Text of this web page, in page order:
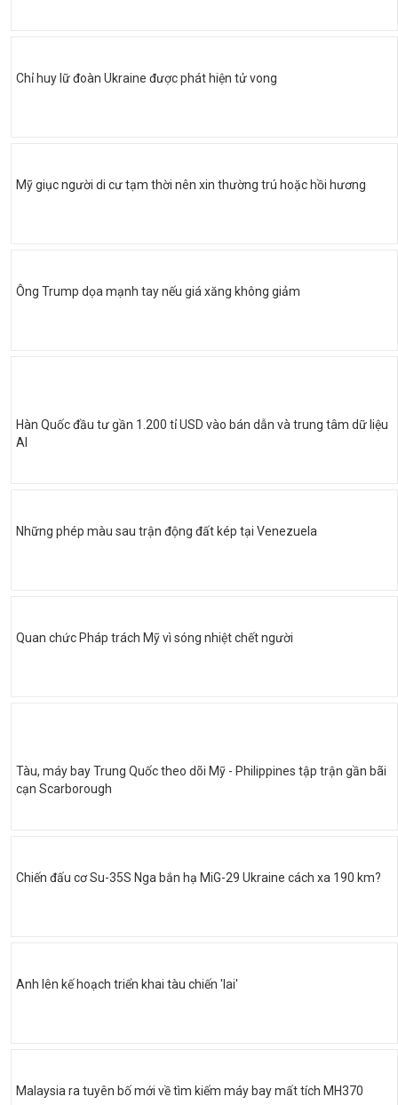
Chỉ huy lữ đoàn Ukraine được phát hiện tử vong
Mỹ giục người di cư tạm thời nên xin thường trú hoặc hồi hương
Ông Trump dọa mạnh tay nếu giá xăng không giảm
Hàn Quốc đầu tư gần 1.200 tỉ USD vào bán dẫn và trung tâm dữ liệu
AI
Những phép màu sau trận động đất kép tại Venezuela
Quan chức Pháp trách Mỹ vì sóng nhiệt chết người
Tàu, máy bay Trung Quốc theo dõi Mỹ - Philippines tập trận gần bãi
cạn Scarborough
Chiến đấu cơ Su-35S Nga bắn hạ MiG-29 Ukraine cách xa 190 km?
Anh lên kế hoạch triển khai tàu chiến 'lai'
Malaysia ra tuyên bố mới về tìm kiếm máy bay mất tích MH370